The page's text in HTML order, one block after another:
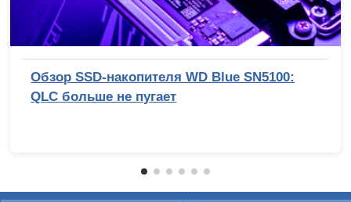
Обзор SSD-накопителя WD Blue SN5100:
QLC больше не пугает